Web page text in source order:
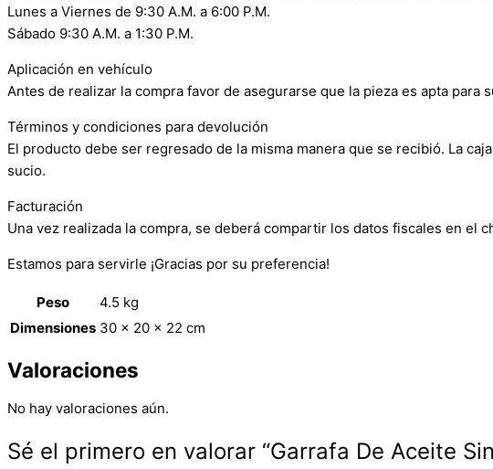
Lunes a Viernes de 9:30 A.M. a 6:00 P.M.
Sábado 9:30 A.M. a 1:30 P.M.
Aplicación en vehículo
Antes de realizar la compra favor de asegurarse que la pieza es apta
Términos y condiciones para devolución
El producto debe ser regresado de la misma manera que se recibió. La
sucio.
Facturación
Una vez realizada la compra, se deberá compartir los datos fiscales en el
Estamos para servirle ¡Gracias por su preferencia!
Peso
4.5 kg
Dimensiones 30 × 20 × 22 cm
Valoraciones
No hay valoraciones aún.
Sé el primero en valorar “Garrafa De Aceite